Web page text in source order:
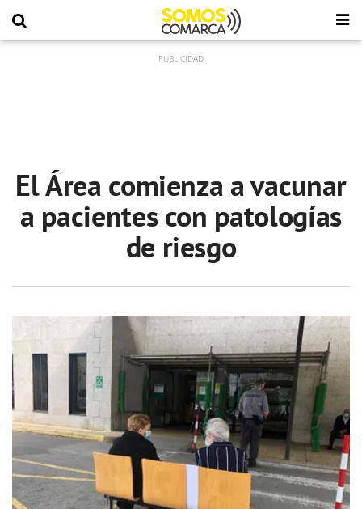
El Área comienza a vacunar
a pacientes con patologías
de riesgo